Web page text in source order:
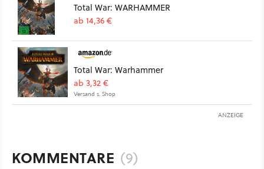
Total War: WARHAMMER
ab 14,36 €
Total War: Warhammer
ab 3,32 €
Versand s. Shop
ANZEIGE
KOMMENTARE (9)